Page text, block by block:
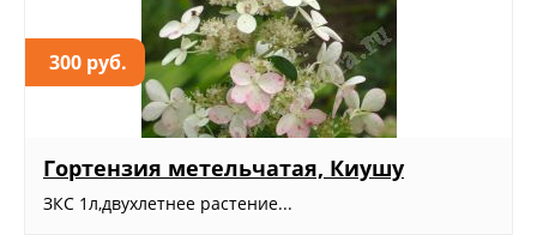
300 руб.
Гортензия метельчатая, Киушу
ЗКС 1л,двухлетнее растение...